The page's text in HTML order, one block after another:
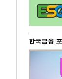
한국금융